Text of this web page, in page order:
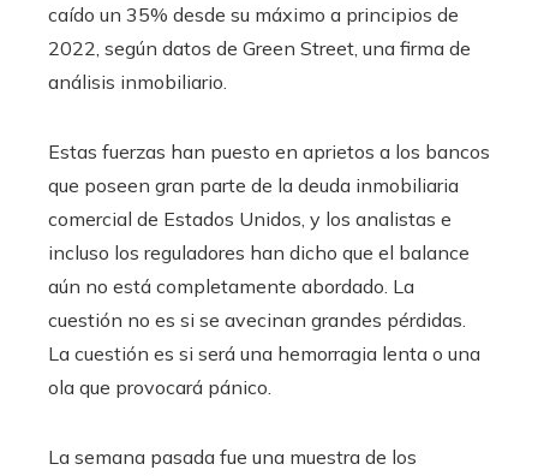
caído un 35% desde su máximo a principios de
2022, según datos de Green Street, una firma de
análisis inmobiliario.
Estas fuerzas han puesto en aprietos a los bancos
que poseen gran parte de la deuda inmobiliaria
comercial de Estados Unidos, y los analistas e
incluso los reguladores han dicho que el balance
aún no está completamente abordado. La
cuestión no es si se avecinan grandes pérdidas.
La cuestión es si será una hemorragia lenta o una
ola que provocará pánico.
La semana pasada fue una muestra de los